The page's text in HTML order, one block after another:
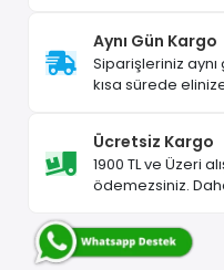
Aynı Gün Kargo
Siparişleriniz aynı
kısa sürede
Ücretsiz Kargo
1900 TL ve Üzeri
ödemezsiniz.